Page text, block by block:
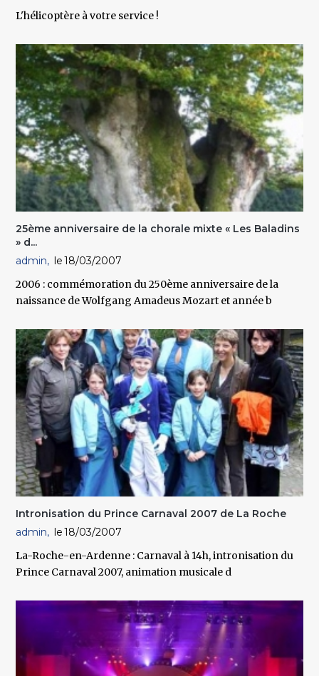
L'hélicoptère à votre service !
25ème anniversaire de la chorale mixte « Les Baladins
» d...
admin
18/03/2007
2006 : commémoration du 250ème anniversaire de la
naissance de Wolfgang Amadeus Mozart et année b
Intronisation du Prince Carnaval 2007 de La Roche
admin
18/03/2007
La-Roche-en-Ardenne : Carnaval à 14h, intronisation du
Prince Carnaval 2007, animation musicale d